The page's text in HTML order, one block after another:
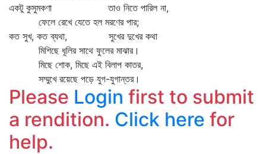
একটু কুসুমকণা তাও নিতে পারিল না,
ফেলে রেখে যেতে হল মরণের পার;
কত সুখ, কত ব্যথা, সুখের দুখের কথা
মিশিছে ধূলির সাথে ফুলের মাঝার।
মিছে শোক, মিছে এই বিলাপ কাতর,
সম্মুখে রয়েছে পড়ে যুগ-যুগান্তর।
Please Login first to submit
a rendition. Click here for
help.